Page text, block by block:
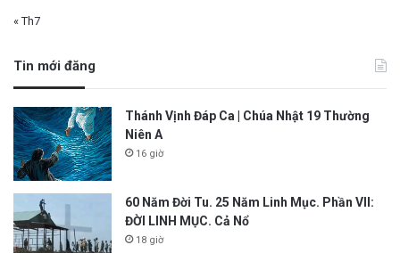
« Th7
Tin mới đăng
Thánh Vịnh Đáp Ca | Chúa Nhật 19 Thường
Niên A
16 giờ
60 Năm Đời Tu. 25 Năm Linh Mục. Phần VII:
ĐỜI LINH MỤC. Cả Nổ
18 giờ